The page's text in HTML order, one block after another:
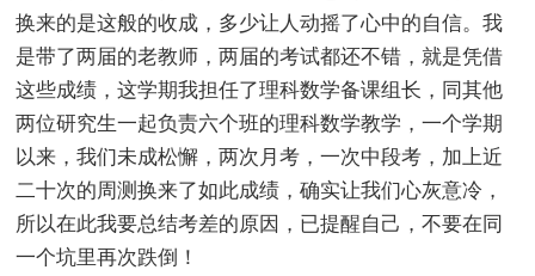
换来的是这般的收成，多少让人动摇了心中的自信。我
是带了两届的老教师，两届的考试都还不错，就是凭借
这些成绩，这学期我担任了理科数学备课组长，同其他
两位研究生一起负责六个班的理科数学教学，一个学期
以来，我们未成松懈，两次月考，一次中段考，加上近
二十次的周测换来了如此成绩，确实让我们心灰意冷，
所以在此我要总结考差的原因，已提醒自己，不要在同
一个坑里再次跌倒！